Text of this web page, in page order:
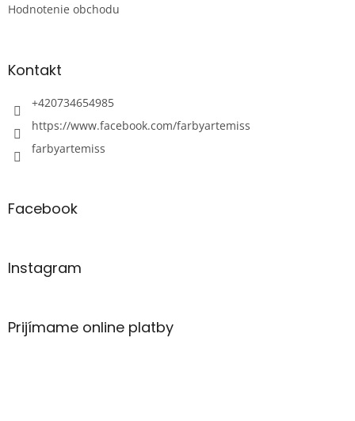
Hodnotenie obchodu
Kontakt
+420734654985
https://www.facebook.com/farbyartemiss
farbyartemiss
Facebook
Instagram
Prijímame online platby